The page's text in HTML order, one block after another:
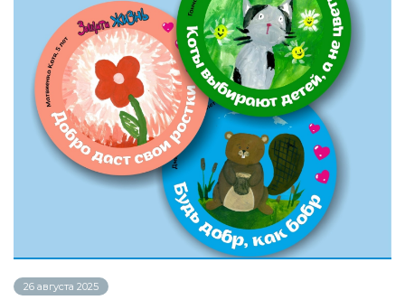
26 августа 2025